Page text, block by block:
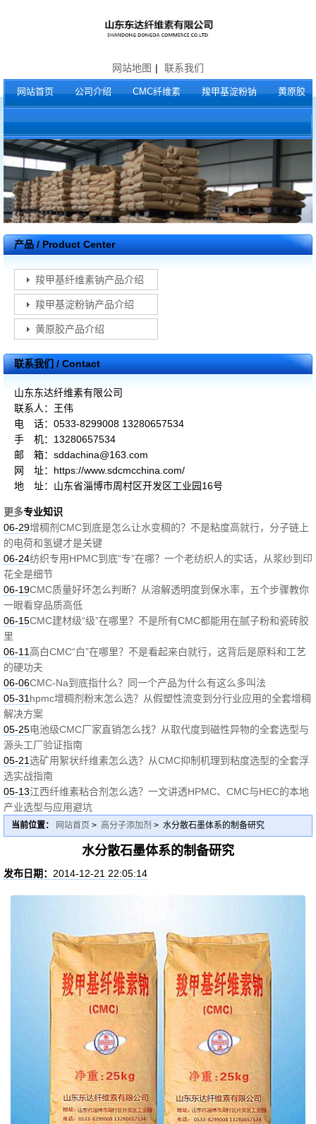
网站地图 | 联系我们
网站首页 公司介绍 CMC纤维素 羧甲基淀粉钠 黄原胶
产品 / Product Center
羧甲基纤维素钠产品介绍
羧甲基淀粉钠产品介绍
黄原胶产品介绍
联系我们 / Contact
山东东达纤维素有限公司
联系人：王伟
电 话：0533-8299008 13280657534
手 机：13280657534
邮 箱：sddachina@163.com
网 址：https://www.sdcmcchina.com/
地 址：山东省淄博市周村区开发区工业园16号
更多专业知识
06-29增稠剂CMC到底是怎么让水变稠的？不是粘度高就行，分子链上
的电荷和氢键才是关键
06-24纺织专用HPMC到底“专”在哪？一个老纺织人的实话，从浆纱到印
花全是细节
06-19CMC质量好坏怎么判断？从溶解透明度到保水率，五个步骤教你
一眼看穿品质高低
06-15CMC建材级“级”在哪里？不是所有CMC都能用在腻子粉和瓷砖胶
里
06-11高白CMC“白”在哪里？不是看起来白就行，这背后是原料和工艺
的硬功夫
06-06CMC-Na到底指什么？同一个产品为什么有这么多叫法
05-31 hpmc增稠剂粉末怎么选？从假塑性流变到分行业应用的全套增稠
解决方案
05-25电池级CMC厂家直销怎么找？从取代度到磁性异物的全套选型与
源头工厂验证指南
05-21选矿用絮状纤维素怎么选？从CMC抑制机理到粘度选型的全套浮
选实战指南
05-13江西纤维素粘合剂怎么选？一文讲透HPMC、CMC与HEC的本地
产业选型与应用避坑
当前位置： 网站首页 > 高分子添加剂 > 水分散石墨体系的制备研究
水分散石墨体系的制备研究
发布日期： 2014-12-21 22:05:14